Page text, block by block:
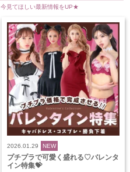
見てほしい最新情報をUP★
2026.01.29 NEW
プチプラで可愛く盛れる♡バレンタ
イン特集💝